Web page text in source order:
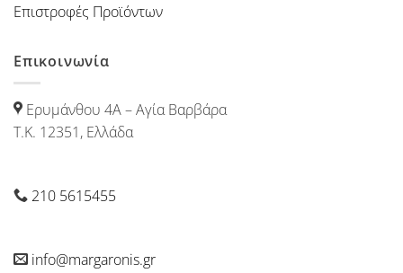
Επιστροφές Προϊόντων
Επικοινωνία
Ερυμάνθου 4Α – Αγία Βαρβάρα
Τ.Κ. 12351, Ελλάδα
210 5615455
info@margaronis.gr